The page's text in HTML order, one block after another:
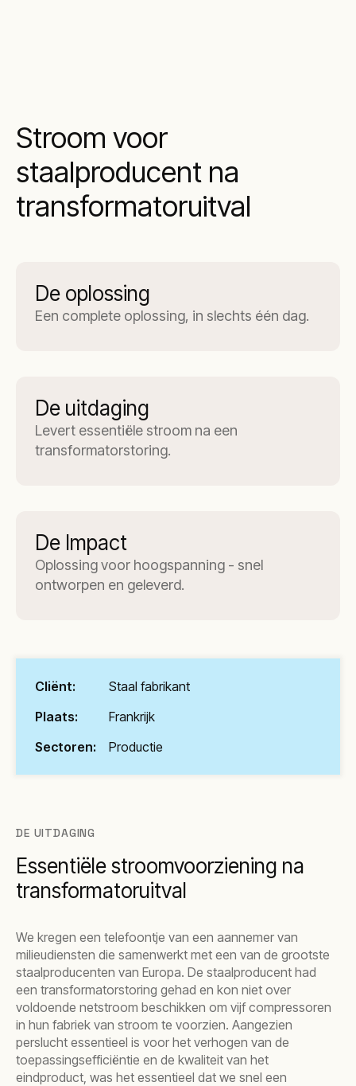
Stroom voor
staalproducent na
transformatoruitval
De oplossing
Een complete oplossing, in slechts één dag.
De uitdaging
Levert essentiële stroom na een
transformatorstoring.
De Impact
Oplossing voor hoogspanning - snel
ontworpen en geleverd.
Cliënt:
Staal fabrikant
Plaats:
Frankrijk
Sectoren:
Productie
DE UITDAGING
Essentiële stroomvoorziening na
transformatoruitval
We kregen een telefoontje van een aannemer van
milieudiensten die samenwerkt met een van de grootste
staalproducenten van Europa. De staalproducent had
een transformatorstoring gehad en kon niet over
voldoende netstroom beschikken om vijf compressoren
in hun fabriek van stroom te voorzien. Aangezien
perslucht essentieel is voor het verhogen van de
toepassingsefficiëntie en de kwaliteit van het
eindproduct, was het essentieel dat we snel een